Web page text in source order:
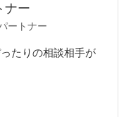
ナー
ートナー
たりの相談相手が